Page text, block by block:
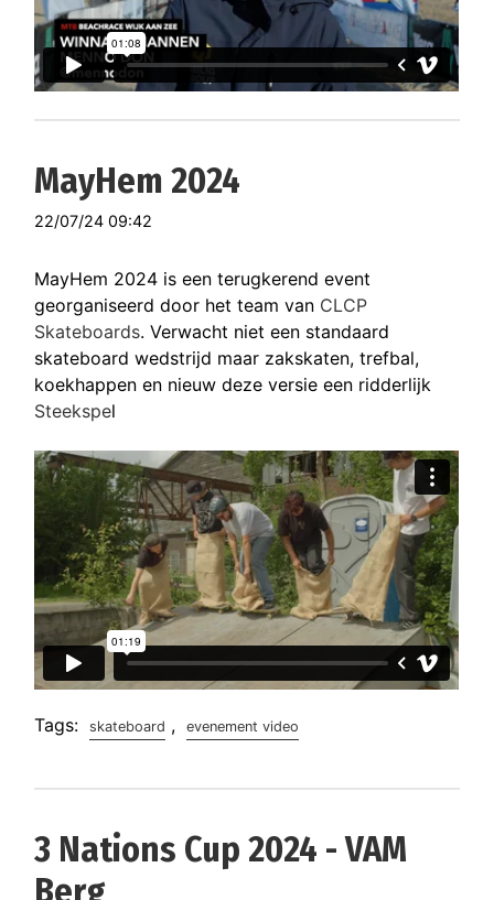
MayHem 2024
22/07/24 09:42
MayHem 2024 is een terugkerend event
georganiseerd door het team van CLCP
Skateboards. Verwacht niet een standaard
skateboard wedstrijd maar zakskaten, trefbal,
koekhappen en nieuw deze versie een ridderlijk
Steekspel
Tags: skateboard , evenement video
3 Nations Cup 2024 - VAM
Berg